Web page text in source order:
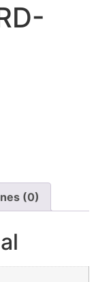
(0)